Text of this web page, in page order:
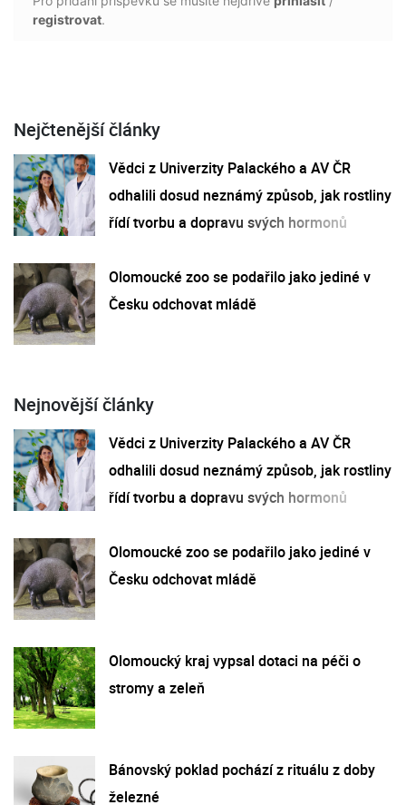
registrovat.
Nejčtenější články
Vědci z Univerzity Palackého a AV ČR
odhalili dosud neznámý způsob, jak rostliny
řídí tvorbu a dopravu svých hormonů
Olomoucké zoo se podařilo jako jediné v
Česku odchovat mládě
Nejnovější články
Vědci z Univerzity Palackého a AV ČR
odhalili dosud neznámý způsob, jak rostliny
řídí tvorbu a dopravu svých hormonů
Olomoucké zoo se podařilo jako jediné v
Česku odchovat mládě
Olomoucký kraj vypsal dotaci na péči o
stromy a zeleň
Bánovský poklad pochází z rituálu z doby
železné